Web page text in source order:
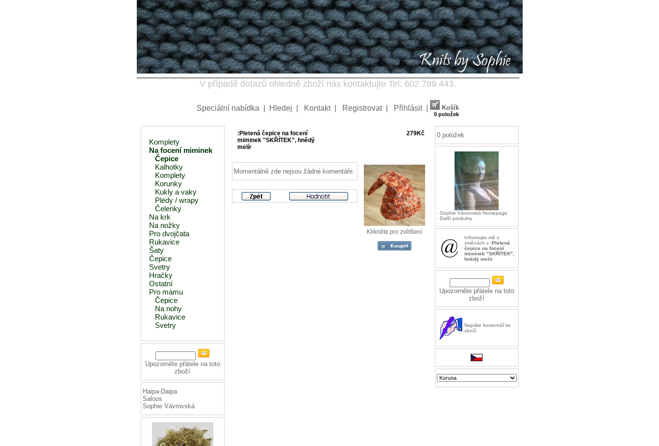
V případě dotazů ohledně zboží nás kontaktujte Tel: 602 789 443.
Speciální nabídka Hledej Kontakt| Registrovat| Přihlásit| Košík
0 položek
Komplety
Na focení miminek
Čepice
Kalhotky
Komplety
Korunky
Kukly a vaky
Plédy / wrapy
Čelenky
Na krk
Na nožky
Pro dvojčata
Rukavice
Šaty
Čepice
Svetry
Hračky
Ostatní
Pro mámu
Čepice
Na nohy
Rukavice
Svetry
Upozorněte přátele na toto
zboží
Haipa-Daipa
Saloos
Sophie Vávrovská
:Pletená čepice na focení
miminek "SKŘÍTEK", hnědý
melír
279Kč
Momentálně zde nejsou žádné komentáře.
Klikněte pro zvětšení
0 položek
- Sophie Vávrovská Homepage
- Další produkty
Informujte mě o
změnách v :Pletená
čepice na focení
miminek "SKŘÍTEK",
hnědý melír
Upozorněte přátele na toto
zboží
Napište komentář ke
zboží